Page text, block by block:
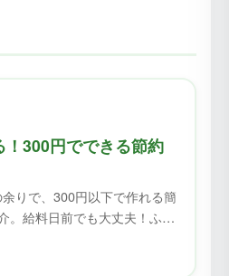
300円でできる節約
りで、300円以下で作れる簡
。給料日前でも大丈夫！ふど
、美味しく節約。